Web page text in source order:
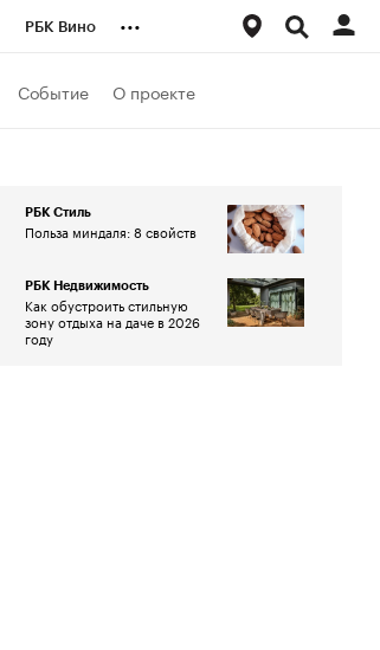
РБК Вино ...
Событие О проекте
РБК Стиль
Польза миндаля: 8 свойств
РБК Недвижимость
Как обустроить стильную
зону отдыха на даче в 2026
году